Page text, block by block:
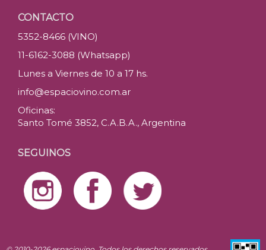
CONTACTO
5352-8466 (VINO)
11-6162-3088 (Whatsapp)
Lunes a Viernes de 10 a 17 hs.
info@espaciovino.com.ar
Oficinas:
Santo Tomé 3852, C.A.B.A., Argentina
SEGUINOS